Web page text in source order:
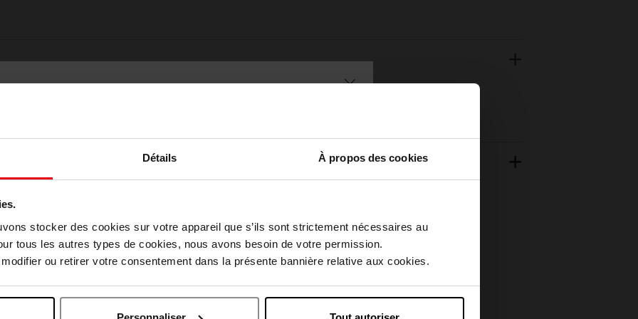
Détails À propos des cookies
stocker des cookies sur votre appareil que s’ils sont strictement nécessaires au
tous les autres types de cookies, nous avons besoin de votre permission.
ou retirer votre consentement dans la présente bannière relative aux cookies.
Oublié quelque chose ?
Choisissez votre pays